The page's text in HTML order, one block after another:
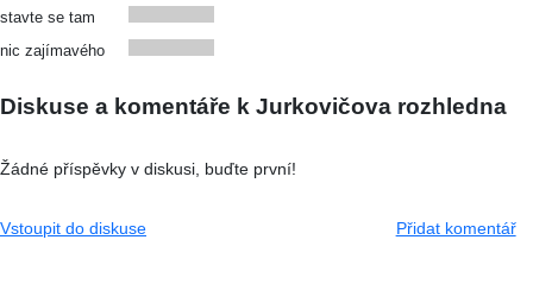
stavte se tam
nic zajímavého
Diskuse a komentáře k Jurkovičova rozhledna
Žádné příspěvky v diskusi, buďte první!
Vstoupit do diskuse Přidat komentář